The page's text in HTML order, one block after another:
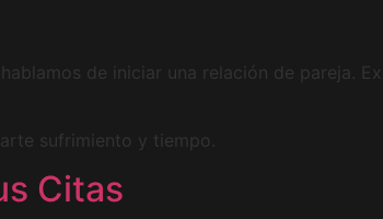
de iniciar una relación de pareja.
sufrimiento y tiempo.
Citas